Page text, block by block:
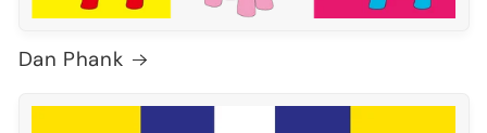
Dan Phank